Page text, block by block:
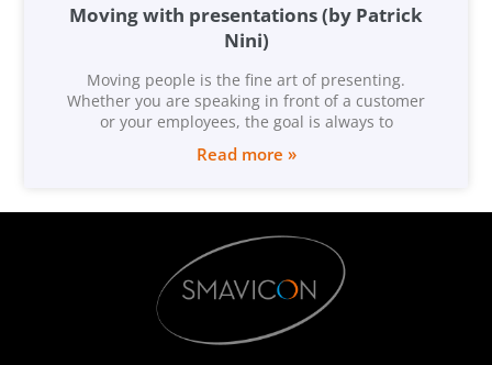
Moving with presentations (by Patrick
Nini)
Moving people is the fine art of presenting.
Whether you are speaking in front of a customer
or your employees, the goal is always to
Read more »